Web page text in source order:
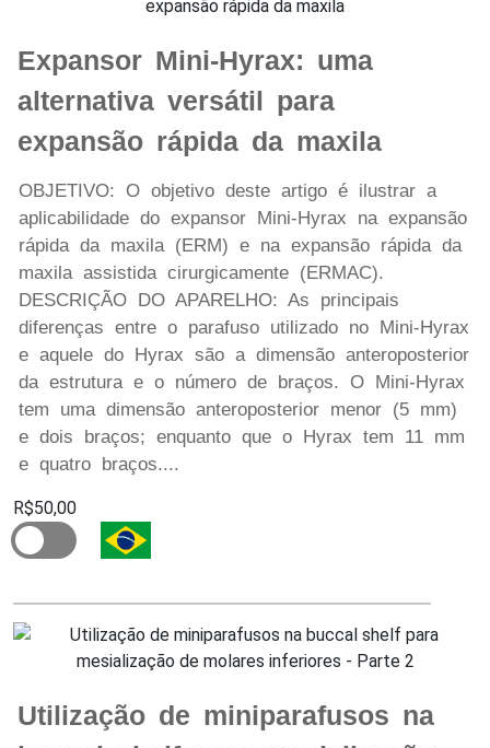
Expansor Mini-Hyrax: uma
alternativa versátil para
expansão rápida da maxila
OBJETIVO: O objetivo deste artigo é ilustrar a
aplicabilidade do expansor Mini-Hyrax na expansão
rápida da maxila (ERM) e na expansão rápida da
maxila assistida cirurgicamente (ERMAC).
DESCRIÇÃO DO APARELHO: As principais
diferenças entre o parafuso utilizado no Mini-Hyrax
e aquele do Hyrax são a dimensão anteroposterior
da estrutura e o número de braços. O Mini-Hyrax
tem uma dimensão anteroposterior menor (5 mm)
e dois braços; enquanto que o Hyrax tem 11 mm
e quatro braços....
R$50,00
Utilização de miniparafusos na